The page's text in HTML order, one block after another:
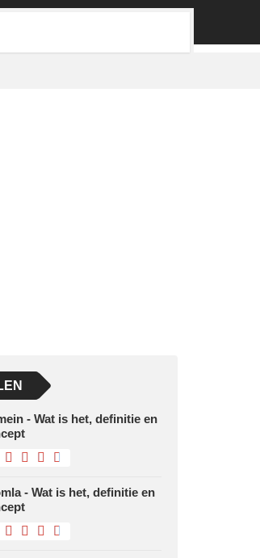
- Wat is het, definitie en
- Wat is het, definitie en